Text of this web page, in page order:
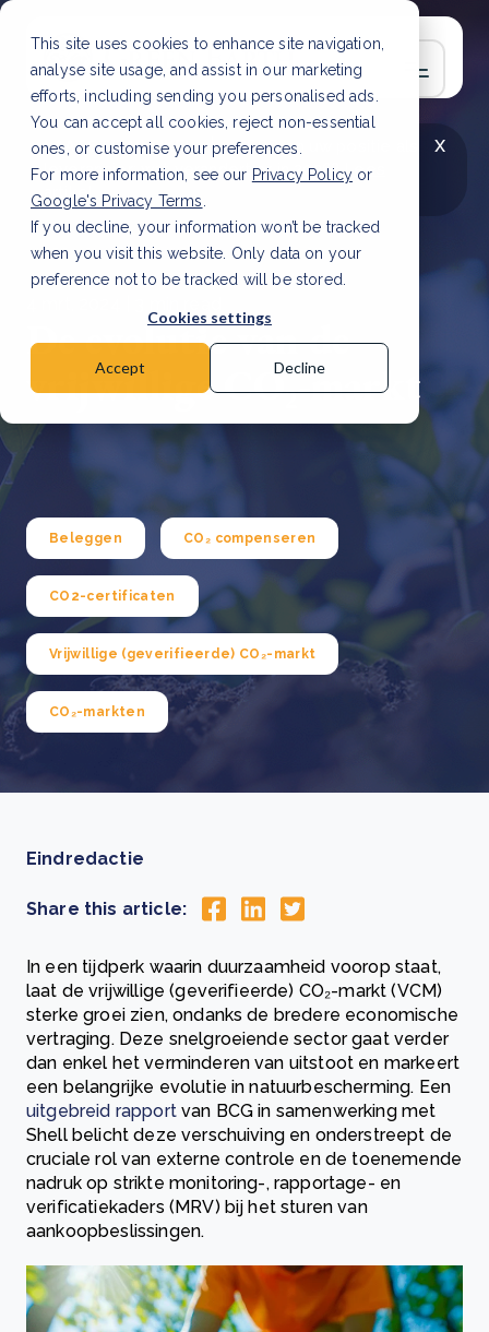
This site uses cookies to enhance site navigation,
analyse site usage, and assist in our marketing
efforts, including sending you personalised ads.
You can accept all cookies, reject non-essential
ones, or customise your preferences.
For more information, see our Privacy Policy or
Google's Privacy Terms
If you decline, your information won’t be tracked
when you visit this website. Only data on your
preference not to be tracked will be stored.
Cookies settings
Accept Decline
x
LAATSTE ARTIKEL
CSRD en uw positie als
leverancier: wat verandert er in 2026?Lees
artikel
De evolutie van de
vrijwillige CO₂-markt
Beleggen CO₂ compenseren
CO2-certificaten
Vrijwillige (geverifieerde) CO₂-markt
CO₂-markten
Eindredactie
Share this article:
In een tijdperk waarin duurzaamheid voorop staat,
laat de vrijwillige (geverifieerde) CO₂-markt (VCM)
sterke groei zien, ondanks de bredere economische
vertraging. Deze snelgroeiende sector gaat verder
dan enkel het verminderen van uitstoot en markeert
een belangrijke evolutie in natuurbescherming. Een
uitgebreid rapportvan BCG in samenwerking met
Shell belicht deze verschuiving en onderstreept de
cruciale rol van externe controle en de toenemende
nadruk op strikte monitoring-, rapportage- en
verificatiekaders (MRV) bij het sturen van
aankoopbeslissingen.